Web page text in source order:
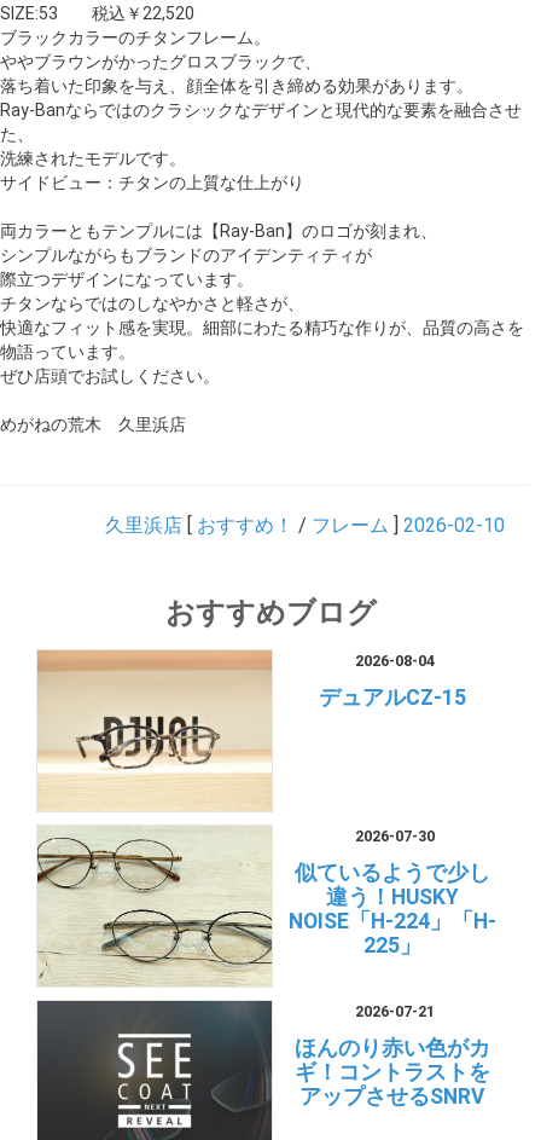
SIZE:53 税込￥22,520
ブラックカラーのチタンフレーム。
ややブラウンがかったグロスブラックで、
落ち着いた印象を与え、顔全体を引き締める効果があります。
Ray-Banならではのクラシックなデザインと現代的な要素を融合させ
た、
洗練されたモデルです。
サイドビュー：チタンの上質な仕上がり
両カラーともテンプルには【Ray-Ban】のロゴが刻まれ、
シンプルながらもブランドのアイデンティティが
際立つデザインになっています。
チタンならではのしなやかさと軽さが、
快適なフィット感を実現。細部にわたる精巧な作りが、品質の高さを
物語っています。
ぜひ店頭でお試しください。
めがねの荒木 久里浜店
久里浜店 おすすめ！ / フレーム 2026-02-10
おすすめブログ
2026-08-04
デュアルCZ-15
2026-07-30
似ているようで少し
違う！HUSKY
NOISE「H-224」「H-
225」
2026-07-21
ほんのり赤い色がカ
ギ！コントラストを
アップさせるSNRV